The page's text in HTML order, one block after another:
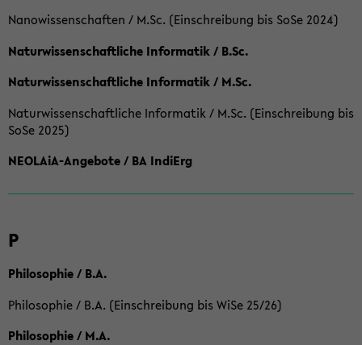
Nanowissenschaften / M.Sc. (Einschreibung bis SoSe 2024)
Naturwissenschaftliche Informatik / B.Sc.
Naturwissenschaftliche Informatik / M.Sc.
Naturwissenschaftliche Informatik / M.Sc. (Einschreibung bis
SoSe 2025)
NEOLAiA-Angebote / BA IndiErg
P
Philosophie / B.A.
Philosophie / B.A. (Einschreibung bis WiSe 25/26)
Philosophie / M.A.